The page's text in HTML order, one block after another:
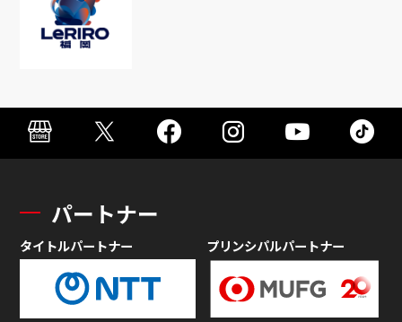
パートナー
タイトルパートナー プリンシパルパートナー